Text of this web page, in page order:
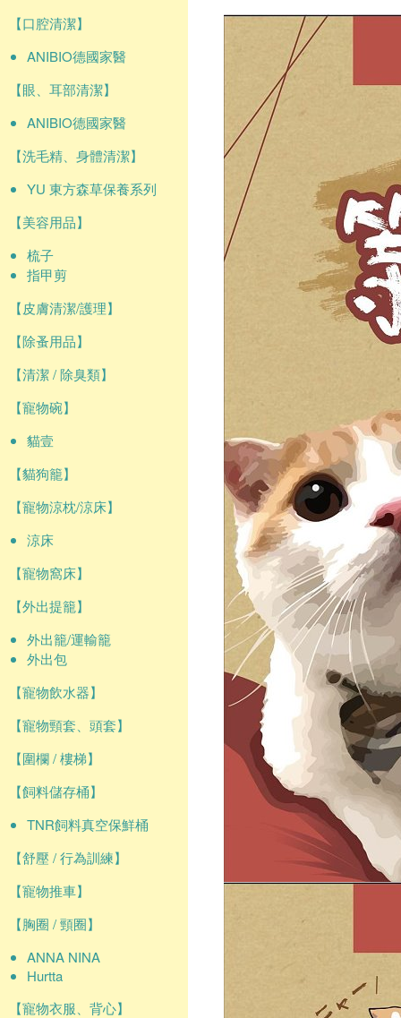
【口腔清潔】
ANIBIO德國家醫
【眼、耳部清潔】
ANIBIO德國家醫
【洗毛精、身體清潔】
YU 東方森草保養系列
【美容用品】
梳子
指甲剪
【皮膚清潔/護理】
【除蚤用品】
【清潔 / 除臭類】
【寵物碗】
貓壹
【貓狗籠】
【寵物涼枕/涼床】
涼床
【寵物窩床】
【外出提籠】
外出籠/運輸籠
外出包
【寵物飲水器】
【寵物頸套、頭套】
【圍欄 / 樓梯】
【飼料儲存桶】
TNR飼料真空保鮮桶
【舒壓 / 行為訓練】
【寵物推車】
【胸圈 / 頸圈】
ANNA NINA
Hurtta
【寵物衣服、背心】